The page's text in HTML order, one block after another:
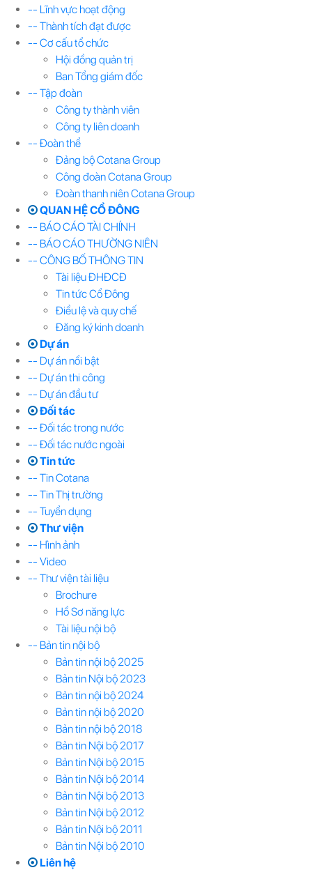
-- Lĩnh vực hoạt động
-- Thành tích đạt được
-- Cơ cấu tổ chức
Hội đồng quản trị
Ban Tổng giám đốc
-- Tập đoàn
Công ty thành viên
Công ty liên doanh
-- Đoàn thể
Đảng bộ Cotana Group
Công đoàn Cotana Group
Đoàn thanh niên Cotana Group
QUAN HỆ CỔ ĐÔNG
-- BÁO CÁO TÀI CHÍNH
-- BÁO CÁO THƯỜNG NIÊN
-- CÔNG BỐ THÔNG TIN
Tài liệu ĐHĐCĐ
Tin tức Cổ Đông
Điều lệ và quy chế
Đăng ký kinh doanh
Dự án
-- Dự án nổi bật
-- Dự án thi công
-- Dự án đầu tư
Đối tác
-- Đối tác trong nước
-- Đối tác nước ngoài
Tin tức
-- Tin Cotana
-- Tin Thị trường
-- Tuyển dụng
Thư viện
-- Hình ảnh
-- Video
-- Thư viện tài liệu
Brochure
Hồ Sơ năng lực
Tài liệu nội bộ
-- Bản tin nội bộ
Bản tin nội bộ 2025
Bản tin Nội bộ 2023
Bản tin nội bộ 2024
Bản tin nội bộ 2020
Bản tin nội bộ 2018
Bản tin Nội bộ 2017
Bản tin Nội bộ 2015
Bản tin Nội bộ 2014
Bản tin Nội bộ 2013
Bản tin Nội bộ 2012
Bản tin Nội bộ 2011
Bản tin Nội bộ 2010
Liên hệ